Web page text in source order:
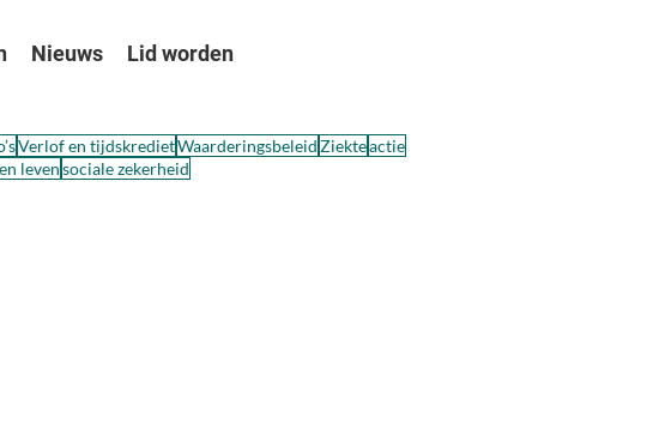
Nieuws Lid worden
Verlof en tijdskredietWaarderingsbeleidZiekteactie
levensociale zekerheid